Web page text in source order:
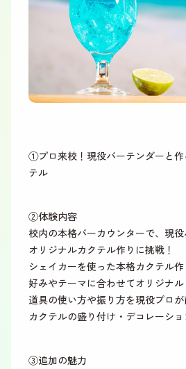
①プロ来校！現役バーテンダーと作
テル
②体験内容
校内の本格バーカウンターで、現
オリジナルカクテル作りに挑戦！
シェイカーを使った本格カクテル作
好みやテーマに合わせてオリジナ
道具の使い方や振り方を現役プロ
カクテルの盛り付け・デコレーシ
③追加の魅力